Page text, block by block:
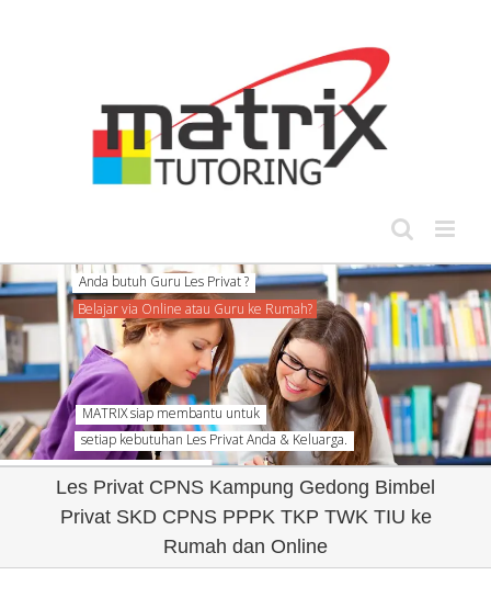
setiap kebutuhan Les Privat Anda & Keluarga.
Les Privat CPNS Kampung Gedong Bimbel
Privat SKD CPNS PPPK TKP TWK TIU ke
Rumah dan Online